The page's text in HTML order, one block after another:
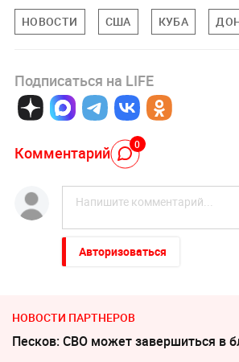
НОВОСТИ США КУБА
Подписаться на LIFE
Комментарий 0
Авторизоваться
НОВОСТИ ПАРТНЕРОВ
Песков: СВО может завершиться в